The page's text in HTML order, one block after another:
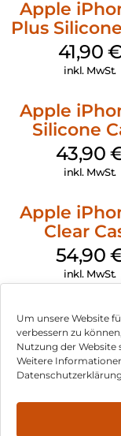
Um unsere Website
verbessern zu
Nutzung der Website
Weitere
Apple
Plus
MagSafe
Gray
41,90
inkl. MwSt.
Apple
Silicone
MagSafe
43,90
inkl. MwSt.
Apple
Clear
54,90
inkl. MwSt.
Impressum